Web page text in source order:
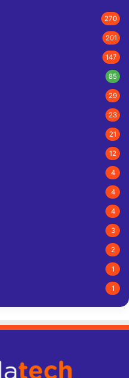
270
201
147
85
29
23
21
12
4
4
4
3
2
1
1